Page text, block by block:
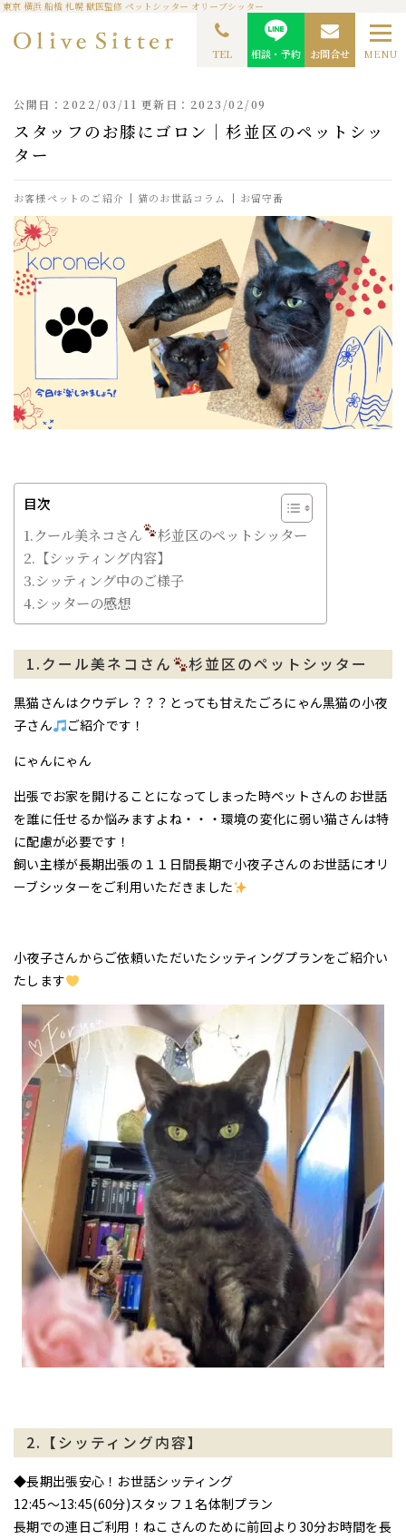
東京 横浜 船橋 札幌 獣医監修 ペットシッター オリーブシッター
MENU
TEL 相談・予約 お問合せ
お客様ペットのご紹介
スタッフのお膝にゴロン│杉
並区のペットシッター
公開日：2022/03/11 更新日：2023/02/09
スタッフのお膝にゴロン│杉並区のペットシッ
ター
お客様ペットのご紹介 猫のお世話コラム お留守番
目次
1.クール美ネコさん
杉並区のペットシッター
2.【シッティング内容】
3.シッティング中のご様子
4.シッターの感想
1.クール美ネコさん 杉並区のペットシッター
黒猫さんはクウデレ？？？とっても甘えたごろにゃん黒猫の小夜
子さん
ご紹介です！
にゃんにゃん
出張でお家を開けることになってしまった時ペットさんのお世話
を誰に任せるか悩みますよね・・・環境の変化に弱い猫さんは特
に配慮が必要です！
飼い主様が長期出張の１１日間長期で小夜子さんのお世話にオリ
ーブシッターをご利用いただきました
小夜子さんからご依頼いただいたシッティングプランをご紹介い
たします
2.【シッティング内容】
◆長期出張安心！お世話シッティング
12:45〜13:45(60分)スタッフ１名体制プラン
長期での連日ご利用！ねこさんのために前回より30分お時間を長